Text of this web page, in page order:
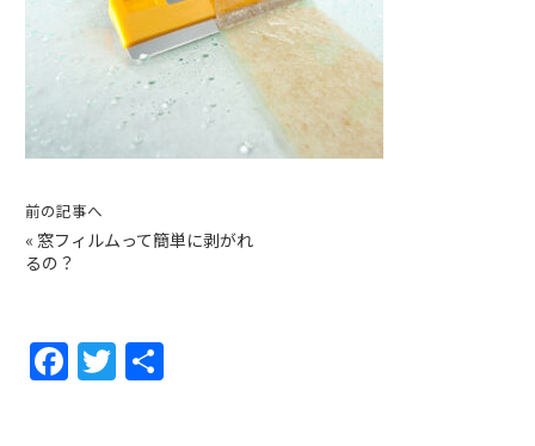
前の記事へ
« 窓フィルムって簡単に剥がれ
るの？
F
a
T
w